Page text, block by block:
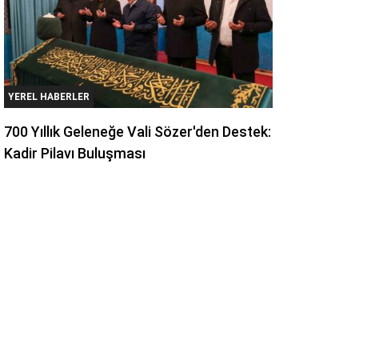
YEREL HABERLER
700 Yıllık Geleneğe Vali Sözer'den Destek:
Kadir Pilavı Buluşması